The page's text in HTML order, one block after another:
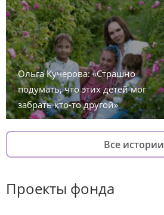
Ольга Кучерова: «Страшно
подумать, что этих детей мог
забрать кто-то другой»
Все истории
Проекты фонда